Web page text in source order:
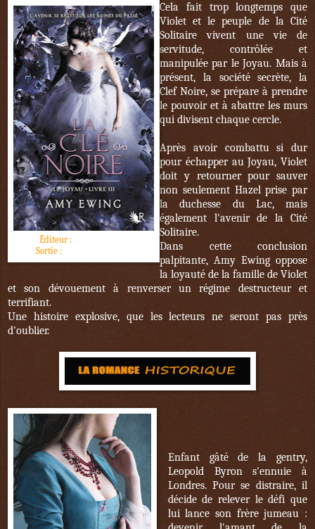
Éditeur :
Sortie :
Cela fait trop longtemps que
Violet et le peuple de la Cité
Solitaire vivent une vie de
servitude, contrôlée et
manipulée par le Joyau. Mais à
présent, la société secrète, la
Clef Noire, se prépare à prendre
le pouvoir et à abattre les murs
qui divisent chaque cercle.
Après avoir combattu si dur
pour échapper au Joyau, Violet
doit y retourner pour sauver
non seulement Hazel prise par
la duchesse du Lac, mais
également l'avenir de la Cité
Solitaire.
Dans cette conclusion
palpitante, Amy Ewing oppose
la loyauté de la famille de Violet
et son dévouement à renverser un régime destructeur et
terrifiant.
Une histoire explosive, que les lecteurs ne seront pas près
d'oublier.
Enfant gâté de la gentry,
Leopold Byron s'ennuie à
Londres. Pour se distraire, il
décide de relever le défi que
lui lance son frère jumeau :